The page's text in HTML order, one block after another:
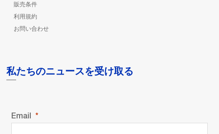
販売条件
利用規約
お問い合わせ
私たちのニュースを受け取る
Email